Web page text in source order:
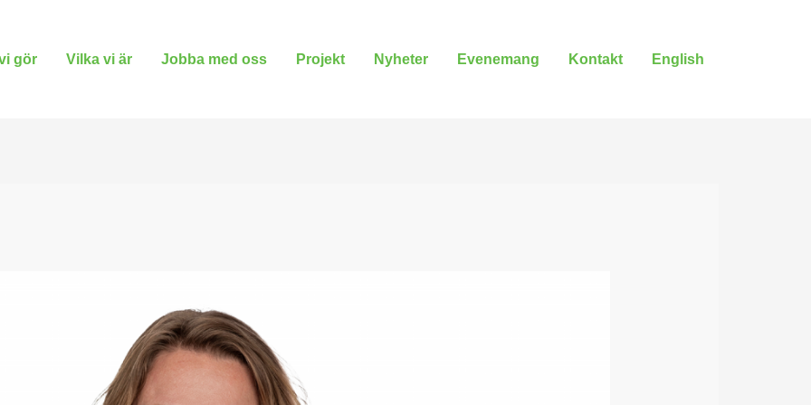
gör Vilka vi är Jobba med oss Projekt Nyheter Evenemang Kontakt English